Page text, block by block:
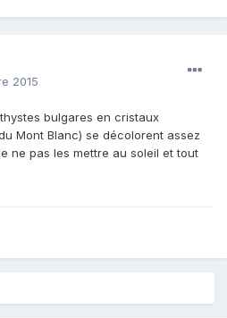
2015
bulgares en cristaux
Mont Blanc) se décolorent assez
ne pas les mettre au soleil et tout